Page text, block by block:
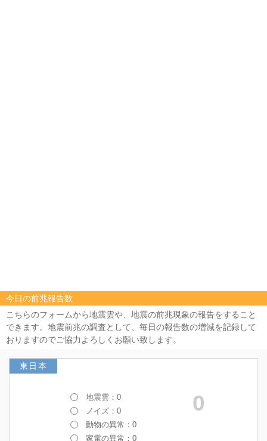
今日の前兆報告数
こちらのフォームから地震雲や、地震の前兆現象の報告をすること
できます。地震前兆の調査として、毎日の報告数の増減を記録して
おりますのでご協力よろしくお願い致します。
東日本